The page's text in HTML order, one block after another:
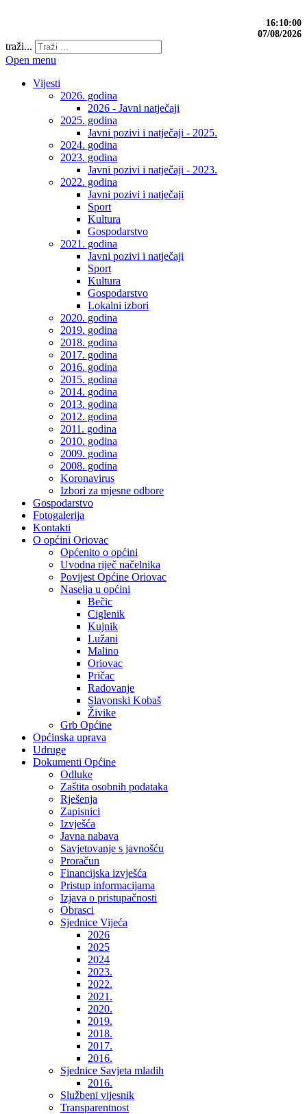
16:10:00
07/08/2026
traži...
Open menu
Vijesti
2026. godina
2026 - Javni natječaji
2025. godina
Javni pozivi i natječaji - 2025.
2024. godina
2023. godina
Javni pozivi i natječaji - 2023.
2022. godina
Javni pozivi i natječaji
Sport
Kultura
Gospodarstvo
2021. godina
Javni pozivi i natječaji
Sport
Kultura
Gospodarstvo
Lokalni izbori
2020. godina
2019. godina
2018. godina
2017. godina
2016. godina
2015. godina
2014. godina
2013. godina
2012. godina
2011. godina
2010. godina
2009. godina
2008. godina
Koronavirus
Izbori za mjesne odbore
Gospodarstvo
Fotogalerija
Kontakti
O općini Oriovac
Općenito o općini
Uvodna riječ načelnika
Povijest Općine Oriovac
Naselja u općini
Bečic
Ciglenik
Kujnik
Lužani
Malino
Oriovac
Pričac
Radovanje
Slavonski Kobaš
Živike
Grb Općine
Općinska uprava
Udruge
Dokumenti Općine
Odluke
Zaštita osobnih podataka
Rješenja
Zapisnici
Izvješća
Javna nabava
Savjetovanje s javnošću
Proračun
Financijska izvješća
Pristup informacijama
Izjava o pristupačnosti
Obrasci
Sjednice Vijeća
2026
2025
2024
2023.
2022.
2021.
2020.
2019.
2018.
2017.
2016.
Sjednice Savjeta mladih
2016.
Službeni vijesnik
Transparentnost